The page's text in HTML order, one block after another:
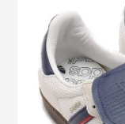
Reebok
SEARCH SNEAKER